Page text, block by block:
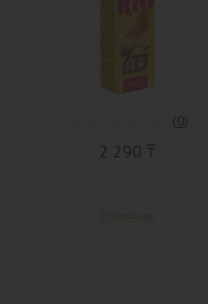
(0)
2 290 ₸